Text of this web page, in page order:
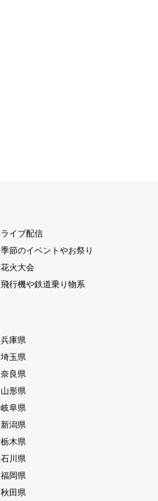
ライブ配信
季節のイベントやお祭り
花火大会
飛行機や鉄道乗り物系
兵庫県
埼玉県
奈良県
山形県
岐阜県
新潟県
栃木県
石川県
福岡県
秋田県